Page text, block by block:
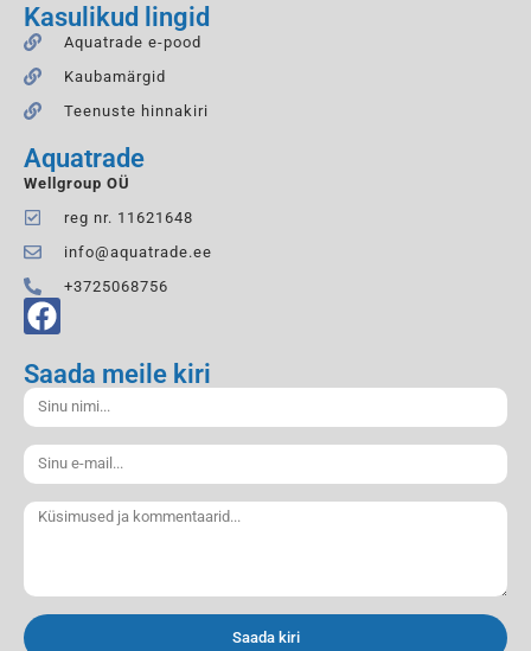
Kasulikud lingid
Aquatrade e-pood
Kaubamärgid
Teenuste hinnakiri
Aquatrade
Wellgroup OÜ
reg nr. 11621648
info@aquatrade.ee
+3725068756
Saada meile kiri
Saada kiri